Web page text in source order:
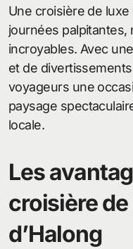
Une croisière de luxe
journées
incroyables. Avec
et de
voyageurs une
paysage
locale.
Les
croisière
d’Halong